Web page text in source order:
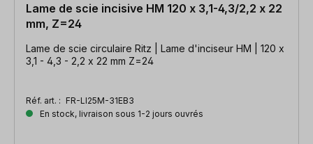
Lame de scie incisive HM 120 x 3,1-4,3/2,2 x 22
mm, Z=24
Lame de scie circulaire Ritz | Lame d'inciseur HM | 120 x
3,1 - 4,3 - 2,2 x 22 mm Z=24
Réf. art. : FR-LI25M-31EB3
En stock, livraison sous 1-2 jours ouvrés